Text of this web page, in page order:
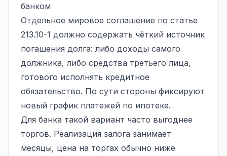
банком
Отдельное мировое соглашение по статье
213.10-1 должно содержать чёткий источник
погашения долга: либо доходы самого
должника, либо средства третьего лица,
готового исполнять кредитное
обязательство. По сути стороны фиксируют
новый график платежей по ипотеке.
Для банка такой вариант часто выгоднее
торгов. Реализация залога занимает
месяцы, цена на торгах обычно ниже